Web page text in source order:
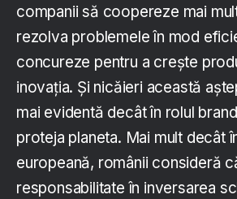
companii să coopereze mai
rezolva problemele în mod
concureze pentru a crește
inovația. Și nicăieri această
mai evidentă decât în ​​rolul
proteja planeta. Mai mult decât
europeană, românii consideră
responsabilitate în inversarea